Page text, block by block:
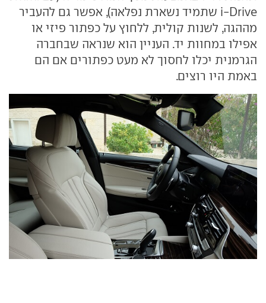
i-Drive שתמיד נשארת נפלאה), אפשר גם להעביר
מההגה, לשנות קולית, ללחוץ על כפתור פיזי או
אפילו במחוות יד. העניין הוא שנראה שבחברה
הגרמנית יכלו לחסוך לא מעט כפתורים אם הם
באמת היו רוצים.